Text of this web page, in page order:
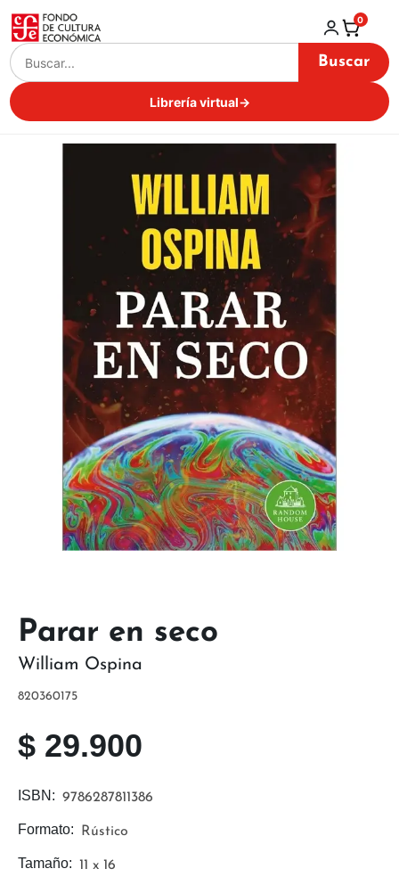
Buscar
Librería virtual→
0
Tamaño: 11 x 16
Formato: Rústico
ISBN: 9786287811386
$ 29.900
820360175
William Ospina
Parar en seco